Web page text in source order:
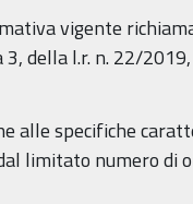
vigente
della l.r. n. 22/
alle specifiche
limitato numero di